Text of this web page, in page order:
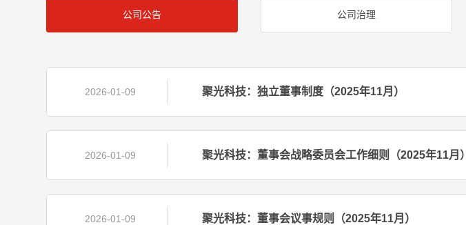
公司公告 公司治理
2026-01-09 聚光科技：独立董事制度（2025年11月）
2026-01-09 聚光科技：董事会战略委员会工作细则（2025年11月）
2026-01-09 聚光科技：董事会议事规则（2025年11月）